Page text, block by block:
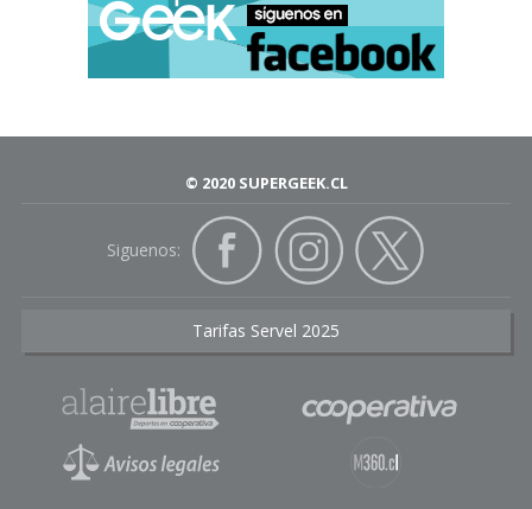
© 2020 SUPERGEEK.CL
Siguenos:
Tarifas Servel 2025